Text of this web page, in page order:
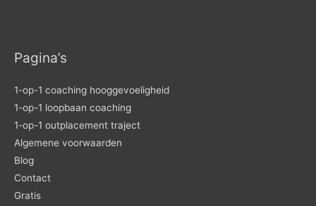
Pagina’s
1-op-1 coaching hooggevoeligheid
1-op-1 loopbaan coaching
1-op-1 outplacement traject
Algemene voorwaarden
Blog
Contact
Gratis